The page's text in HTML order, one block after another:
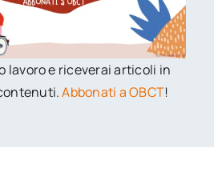
lavoro e riceverai articoli in
Abbonati a OBCT!